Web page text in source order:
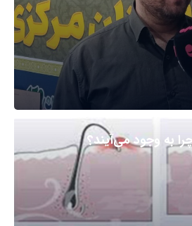
به وجود می‌آیند؟